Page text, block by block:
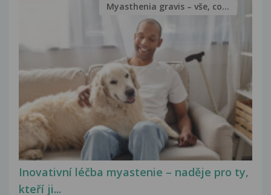
Inovativní léčba myastenie – naděje pro ty,
kteří ji...
Myasthenia gravis – vše, co...